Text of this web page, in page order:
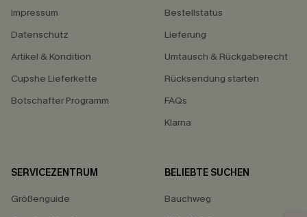
Impressum
Datenschutz
Artikel & Kondition
Cupshe Lieferkette
Botschafter Programm
Bestellstatus
Lieferung
Umtausch & Rückgaberecht
Rücksendung starten
FAQs
Klarna
SERVICEZENTRUM
Größenguide
BELIEBTE SUCHEN
Bauchweg